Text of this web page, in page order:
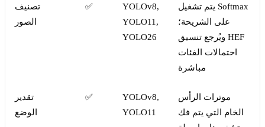
تصنيف
الصور
✅
YOLOv8,
YOLO11,
YOLO26
يتم تشغيل Softmax
على الشريحة؛
ويُرجع تنسيق HEF
احتمالات الفئات
مباشرة
تقدير
الوضع
✅
YOLOv8,
YOLO11
موترات الرأس
الخام التي يتم فك